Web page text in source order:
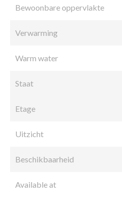
Bewoonbare oppervlakte
Verwarming
Warm water
Staat
Etage
Uitzicht
Beschikbaarheid
Available at